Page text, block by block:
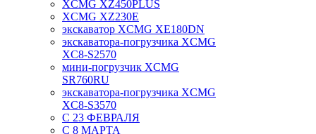
XCMG XZ450PLUS
XCMG XZ230E
экскаватор XCMG XE180DN
экскаватора-погрузчика XCMG
XC8-S2570
мини-погрузчик XCMG
SR760RU
экскаватора-погрузчика XCMG
XC8-S3570
С 23 ФЕВРАЛЯ
С 8 МАРТА